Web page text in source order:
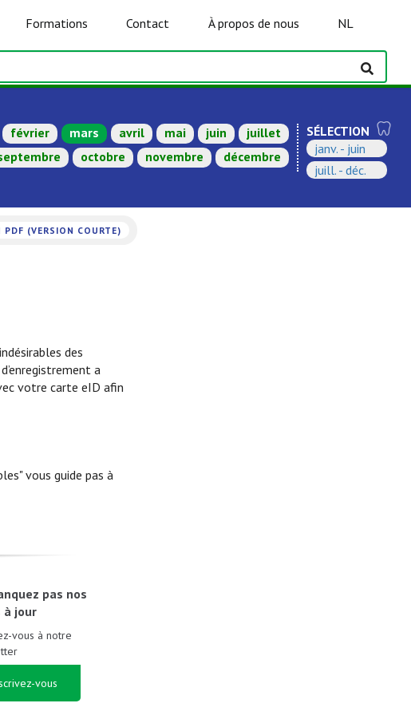
Formations Contact À propos de nous NL
février mars avril mai juin
juillet
octobre novembre décembre
SÉLECTION
janv. - juin
juill. - déc.
PDF (VERSION COURTE)
des
a
votre carte eID afin
vous guide pas à
pas nos
à jour
vous à notre
vous